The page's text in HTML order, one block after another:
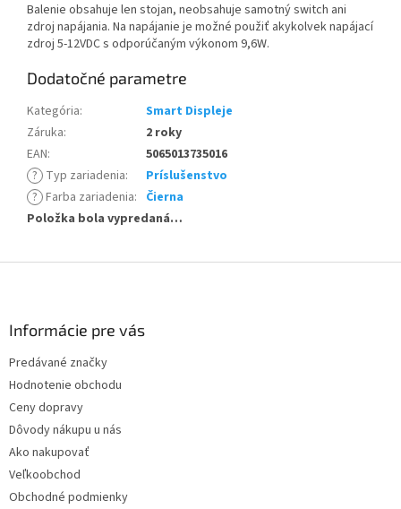
Balenie obsahuje len stojan, neobsahuje samotný switch ani
zdroj napájania. Na napájanie je možné použiť akykolvek napájací
zdroj 5-12VDC s odporúčaným výkonom 9,6W.
Dodatočné parametre
Kategória:
Smart Displeje
Záruka:
2 roky
EAN:
5065013735016
? Typ zariadenia:
Príslušenstvo
? Farba zariadenia: Čierna
Položka bola vypredaná…
Informácie pre vás
Predávané značky
Hodnotenie obchodu
Ceny dopravy
Dôvody nákupu u nás
Ako nakupovať
Veľkoobchod
Obchodné podmienky